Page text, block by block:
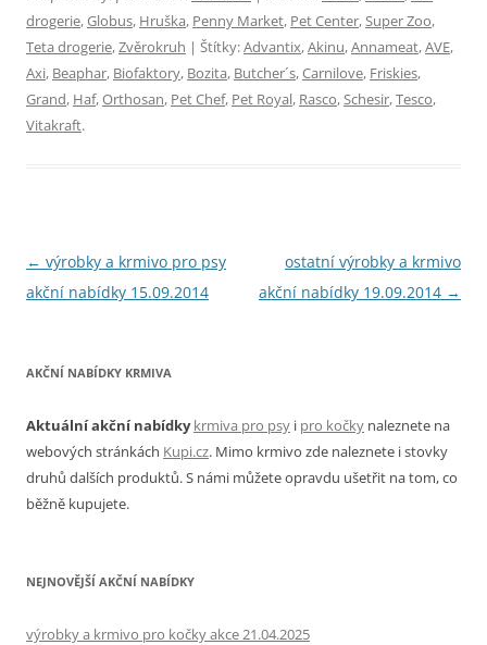
drogerie,Globus, Hruška, Penny Market, Pet Center,Super Zoo,
Teta drogerie,Zvěrokruh | Štítky:Advantix,Akinu,Annameat,AVE,
Axi, Beaphar, Biofaktory, Bozita, Butcher´s,Carnilove, Friskies,
Grand, Haf,Orthosan, Pet Chef, Pet Royal, Rasco,Schesir,Tesco,
Vitakraft.
Navigace
pro
← výrobky a krmivo pro psy
akční nabídky 15.09.2014
ostatní výrobky a krmivo
akční nabídky 19.09.2014 →
AKČNÍ NABÍDKY KRMIVA
Aktuální akční nabídky krmiva pro psy i pro kočky naleznete na
webových stránkách Kupi.cz. Mimo krmivo zde naleznete i stovky
druhů dalších produktů. S námi můžete opravdu ušetřit na tom, co
běžně kupujete.
NEJNOVĚJŠÍ AKČNÍ NABÍDKY
výrobky a krmivo pro kočky akce 21.04.2025